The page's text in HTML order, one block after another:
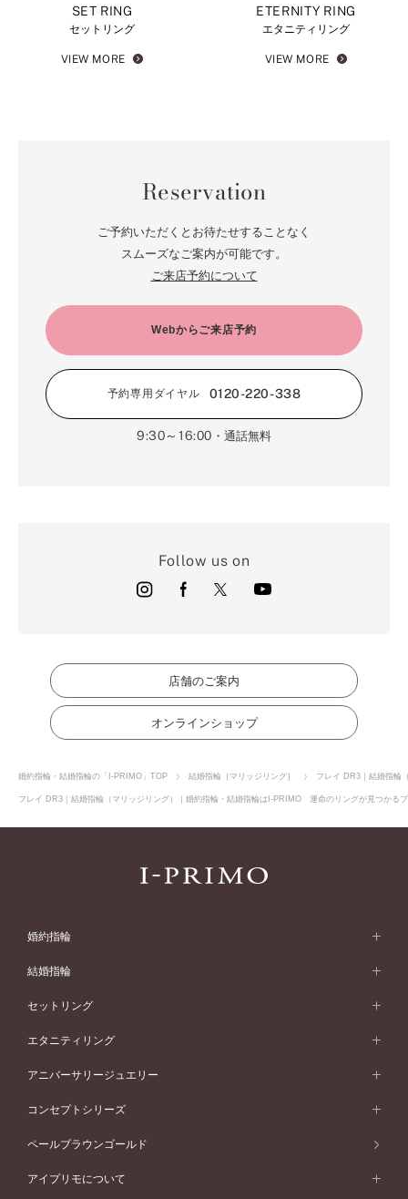
SET RING
セットリング
VIEW MORE
ETERNITY RING
エタニティリング
VIEW MORE
Reservation
ご予約いただくとお待たせすることなく
スムーズなご案内が可能です。
ご来店予約について
Webからご来店予約
予約専用ダイヤル 0120-220-338
9:30～16:00 ・通話無料
Follow us on
店舗のご案内
オンラインショップ
婚約指輪・結婚指輪の「I-PRIMO」TOP 結婚指輪［マリッジリング］ フレイ DR3｜結婚指輪
フレイ DR3｜結婚指輪（マリッジリング）｜婚約指輪・結婚指輪はI-PRIMO 運命のリングが見つかる
婚約指輪
婚約指輪 (エンゲージリング)
婚約指輪一覧
ピンクゴールド
ペールブラウンゴールド
ウェーブライン
V字ライン
ワンサイドメレ
ダブルサイドメレ
シンプル
フェミニン
50万円台～
結婚指輪
結婚指輪 (マリッジリング)
結婚指輪一覧
ピンクゴールド
ペールブラウンゴールド
ウェーブライン
V字ライン
ワンメレ
シンプル
セットリング
セットリング
セットリング一覧
ピンクゴールド
エタニティリング
エタニティリング
エタニティリング一覧
アニバーサリージュエリー
アニバーサリージュエリー
アニバーサリージュエリー一覧
コンセプトシリーズ
コンセプトシリーズ
オリジンビリーフ
ペールブラウンゴールド
アイプリモについて